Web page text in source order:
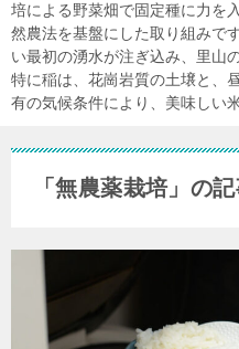
培による野菜畑で固定種に力を
然農法を基盤にした取り組みで
い最初の湧水が注ぎ込み、里山
特に稲は、花崗岩質の土壌と、
有の気候条件により、美味しい
「無農薬栽培」の